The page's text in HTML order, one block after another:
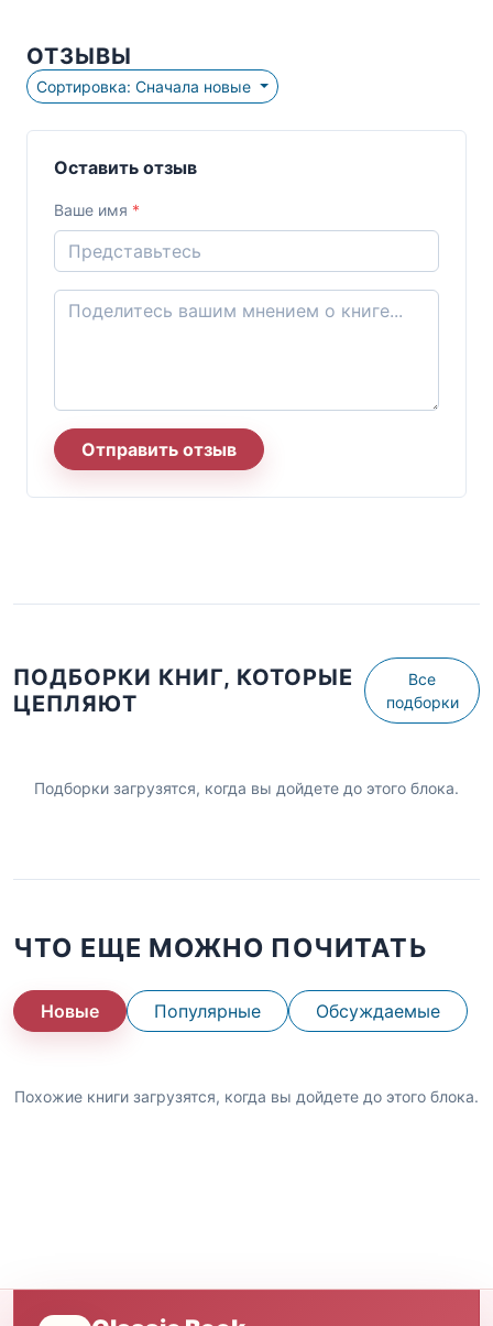
ОТЗЫВЫ
Сортировка: Сначала новые
Оставить отзыв
Ваше имя *
Отправить отзыв
ПОДБОРКИ КНИГ, КОТОРЫЕ
ЦЕПЛЯЮТ
Все
подборки
Подборки загрузятся, когда вы дойдете до этого блока.
ЧТО ЕЩЕ МОЖНО ПОЧИТАТЬ
Новые Популярные Обсуждаемые
Похожие книги загрузятся, когда вы дойдете до этого блока.